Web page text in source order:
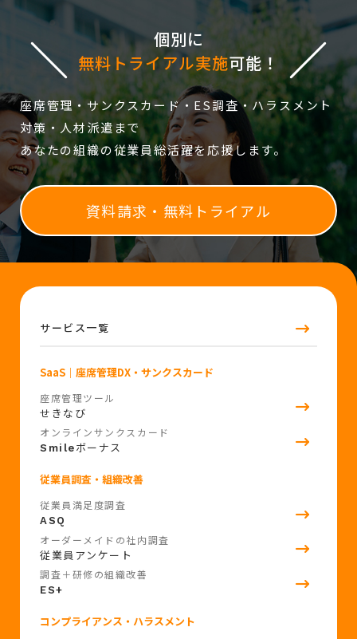
個別に
無料トライアル実施可能！
座席管理・サンクスカード・ES調査・ハラスメント
対策・人材派遣まで
あなたの組織の従業員総活躍を応援します。
資料請求・無料トライアル
サービス一覧
SaaS ｜座席管理DX・サンクスカード
座席管理ツール
せきなび
オンラインサンクスカード
Smile ボーナス
従業員調査・組織改善
従業員満足度調査
ASQ
オーダーメイドの社内調査
従業員アンケート
調査＋研修の組織改善
ES+
コンプライアンス・ハラスメント